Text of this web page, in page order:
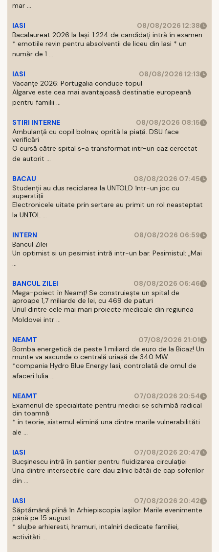
mar ...
IASI
08/08/2026 12:38
Bacalaureat 2026 la Iași: 1.224 de candidați intră în examen
* emotiile revin pentru absolventii de liceu din Iasi * un
număr de 1 ...
IASI
08/08/2026 12:13
Vacanțe 2026: Portugalia conduce topul
Algarve este cea mai avantajoasă destinatie europeană
pentru familii ...
STIRI INTERNE
08/08/2026 08:15
Ambulanță cu copil bolnav, oprită la piață. DSU face
verificări
O cursă către spital s-a transformat intr-un caz cercetat
de autorit ...
BACAU
08/08/2026 07:45
Studenții au dus reciclarea la UNTOLD într-un joc cu
superstiții
Electronicele uitate prin sertare au primit un rol neasteptat
la UNTOL ...
INTERN
08/08/2026 06:59
Bancul Zilei
Un optimist si un pesimist intră intr-un bar. Pesimistul: „Mai
...
BANCUL ZILEI
08/08/2026 06:46
Mega-poiect în Neamț! Se construiește un spital de
aproape 1,7 miliarde de lei, cu 469 de paturi
Unul dintre cele mai mari proiecte medicale din regiunea
Moldovei intr ...
NEAMT
07/08/2026 21:01
Bomba energetică de peste 1 miliard de euro de la Bicaz! Un
munte va ascunde o centrală uriașă de 340 MW
*compania Hydro Blue Energy Iasi, controlată de omul de
afaceri Iulia ...
NEAMT
07/08/2026 20:54
Examenul de specialitate pentru medici se schimbă radical
din toamnă
* in teorie, sistemul elimină una dintre marile vulnerabilităti
ale ...
IASI
07/08/2026 20:47
Bucșinescu intră în șantier pentru fluidizarea circulației
Una dintre intersectiile care dau zilnic bătăi de cap soferilor
din ...
IASI
07/08/2026 20:42
Săptămână plină în Arhiepiscopia Iașilor. Marile evenimente
până pe 15 august
* slujbe arhieresti, hramuri, intalniri dedicate familiei,
activităti ...